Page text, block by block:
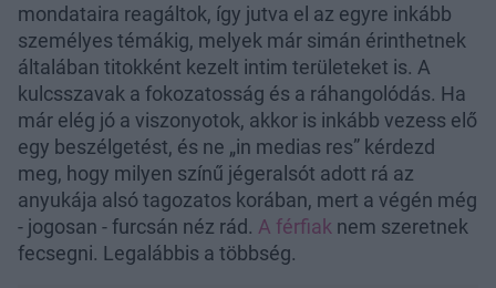
mondataira reagáltok, így jutva el az egyre inkább
személyes témákig, melyek már simán érinthetnek
általában titokként kezelt intim területeket is. A
kulcsszavak a fokozatosság és a ráhangolódás. Ha
már elég jó a viszonyotok, akkor is inkább vezess elő
egy beszélgetést, és ne „in medias res” kérdezd
meg, hogy milyen színű jégeralsót adott rá az
anyukája alsó tagozatos korában, mert a végén még
- jogosan - furcsán néz rád. A férfiak nem szeretnek
fecsegni. Legalábbis a többség.